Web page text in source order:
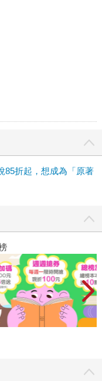
85折起，想成為「原著